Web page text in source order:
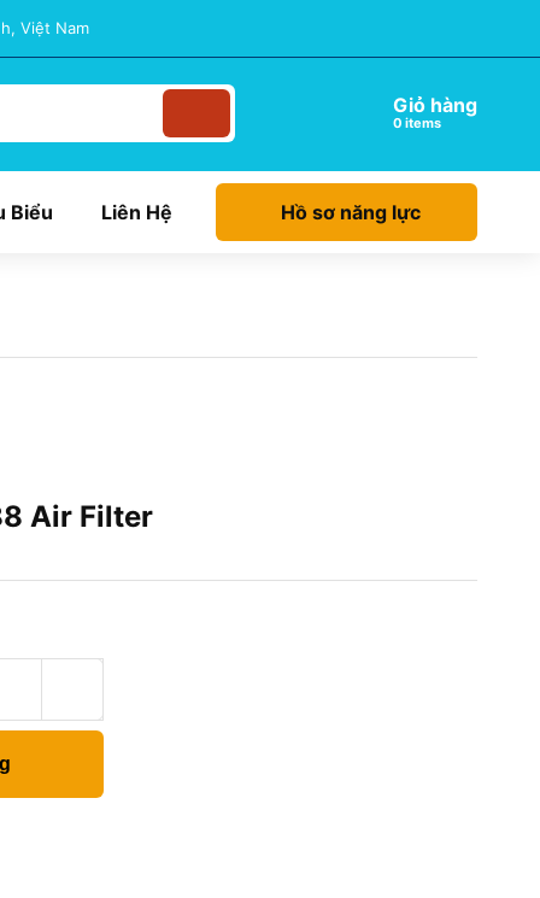
Việt Nam
Giỏ hàng
items
Biểu Liên Hệ Hồ sơ năng lực
Air Filter